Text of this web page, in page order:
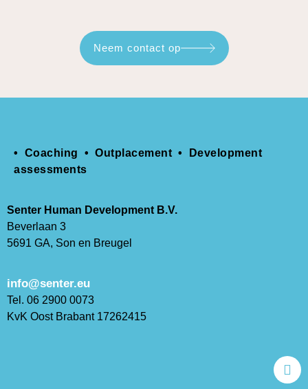
Neem contact op
• Coaching • Outplacement • Development
assessments
Senter Human Development B.V.
Beverlaan 3
5691 GA, Son en Breugel
info@senter.eu
Tel. 06 2900 0073
KvK Oost Brabant 17262415